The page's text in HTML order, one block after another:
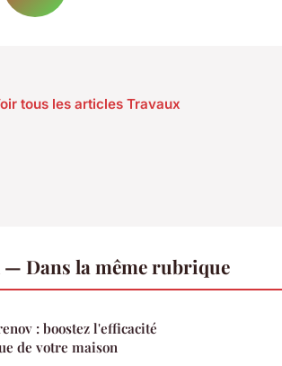
tous les articles Travaux
Dans la même rubrique
: boostez l'efficacité
de votre maison